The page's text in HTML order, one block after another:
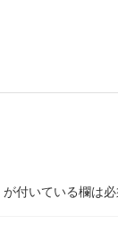
が付いている欄は